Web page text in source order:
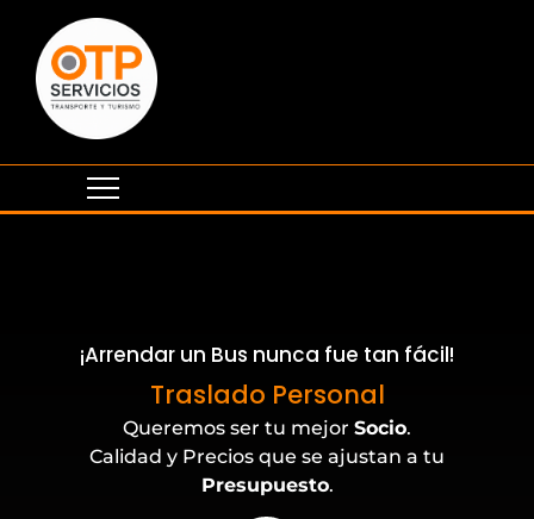
¡Arrendar un Bus nunca fue tan fácil!
Traslado Personal
Eventos Corporativos
Queremos ser tu mejor Socio.
Calidad y Precios que se ajustan a tu
Presupuesto.